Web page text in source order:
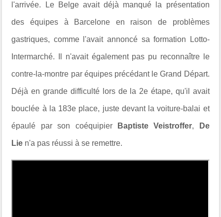
l'arrivée. Le Belge avait déjà manqué la présentation
des équipes à Barcelone en raison de problèmes
gastriques, comme l'avait annoncé sa formation Lotto-
Intermarché. Il n'avait également pas pu reconnaître le
contre-la-montre par équipes précédant le Grand Départ.
Déjà en grande difficulté lors de la 2e étape, qu'il avait
bouclée à la 183e place, juste devant la voiture-balai et
épaulé par son coéquipier Baptiste Veistroffer, De
Lie n'a pas réussi à se remettre.